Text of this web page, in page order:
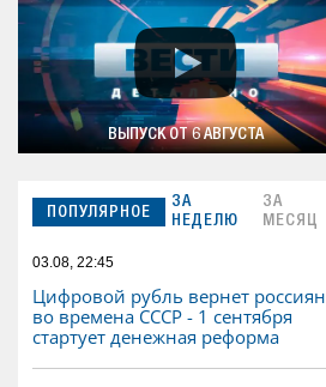
ВЫПУСК ОТ 6 АВГУСТА
ПОПУЛЯРНОЕ
ЗА
НЕДЕЛЮ
ЗА
МЕСЯЦ
03.08, 22:45
Цифровой рубль вернет россиян
во времена СССР - 1 сентября
стартует денежная реформа